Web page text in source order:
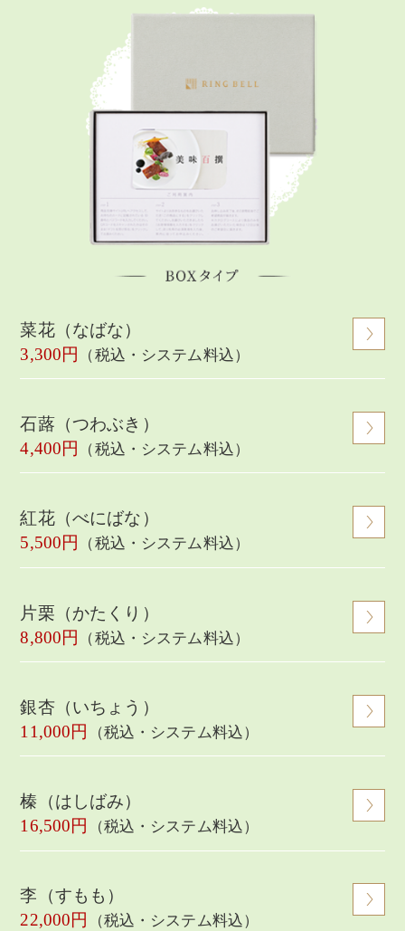
菜花（なばな）
3,300円
（税込・システム料込）
石蕗（つわぶき）
4,400円
（税込・システム料込）
紅花（べにばな）
5,500円
（税込・システム料込）
片栗（かたくり）
8,800円
（税込・システム料込）
銀杏（いちょう）
11,000円
（税込・システム料込）
榛（はしばみ）
16,500円
（税込・システム料込）
李（すもも）
22,000円
（税込・システム料込）